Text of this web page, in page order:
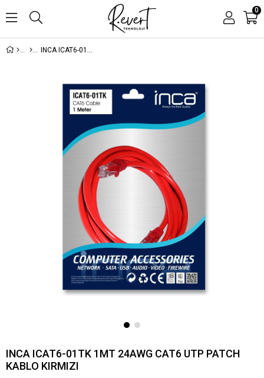
0
INCA ICAT6-01TK 1MT 24AWG CAT6 UTP PATCH KABLO KIRMIZI
INCA ICAT6-01TK 1MT 24AWG CAT6 UTP PATCH
KABLO KIRMIZI